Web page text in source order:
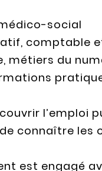
social
comptable
métiers du
connaître les
est engagé